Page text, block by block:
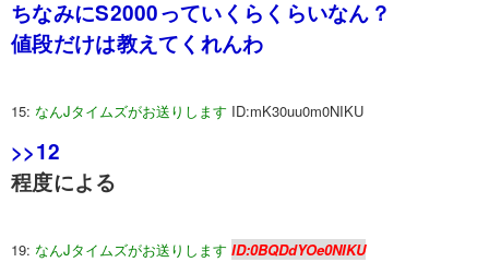
ちなみにS2000っていくらくらいなん？
値段だけは教えてくれんわ
15: なんJタイムズがお送りします ID:mK30uu0m0NIKU
>>12
程度による
19: なんJタイムズがお送りします ID:0BQDdYOe0NIKU